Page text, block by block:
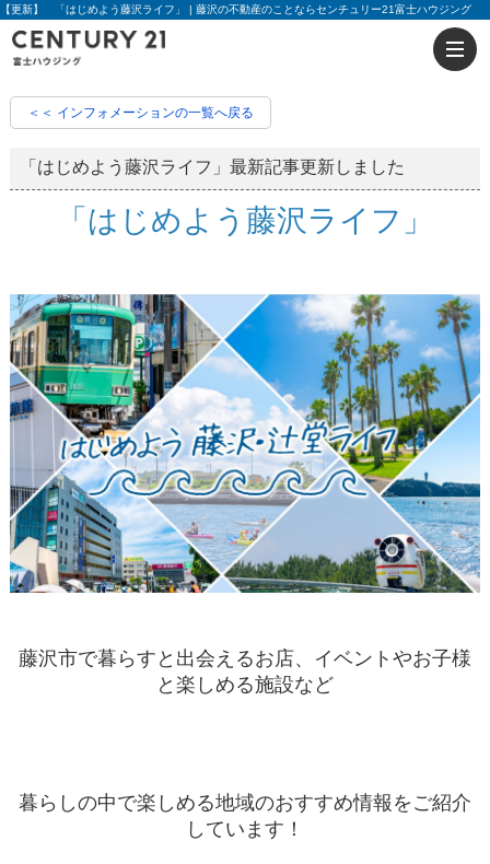
【更新】 「はじめよう藤沢ライフ」 | 藤沢の不動産のことならセンチュリー21富士ハウジング
＜＜ インフォメーションの一覧へ戻る
「はじめよう藤沢ライフ」最新記事更新しました
「はじめよう藤沢ライフ」
藤沢市で暮らすと出会えるお店、イベントやお子様
と楽しめる施設など
暮らしの中で楽しめる地域のおすすめ情報をご紹介
しています！